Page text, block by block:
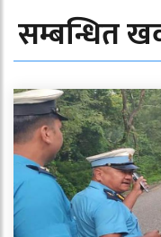
सम्बन्धित